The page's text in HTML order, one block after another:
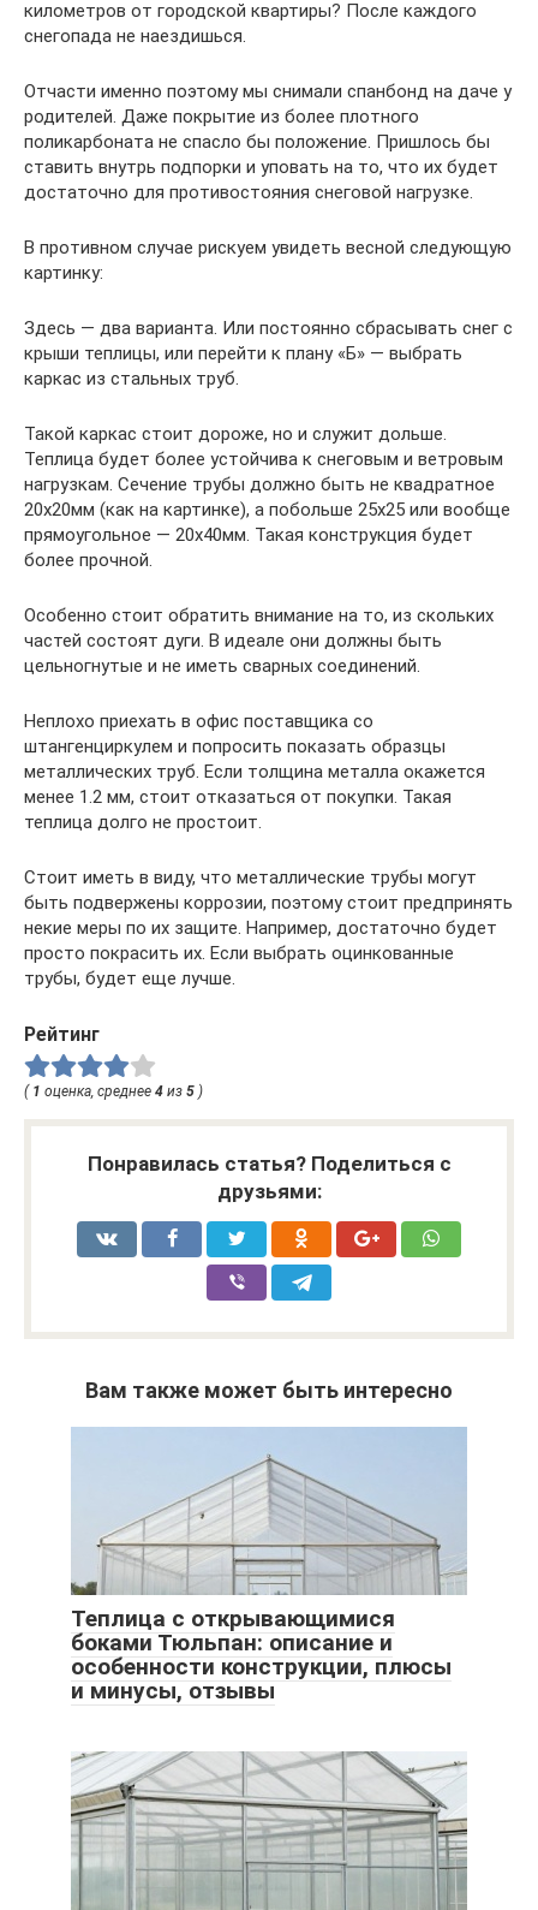
километров от городской квартиры? После каждого
снегопада не наездишься.
Отчасти именно поэтому мы снимали спанбонд на даче у
родителей. Даже покрытие из более плотного
поликарбоната не спасло бы положение. Пришлось бы
ставить внутрь подпорки и уповать на то, что их будет
достаточно для противостояния снеговой нагрузке.
В противном случае рискуем увидеть весной следующую
картинку:
Здесь — два варианта. Или постоянно сбрасывать снег с
крыши теплицы, или перейти к плану «Б» — выбрать
каркас из стальных труб.
Такой каркас стоит дороже, но и служит дольше.
Теплица будет более устойчива к снеговым и ветровым
нагрузкам. Сечение трубы должно быть не квадратное
20х20мм (как на картинке), а побольше 25х25 или вообще
прямоугольное — 20х40мм. Такая конструкция будет
более прочной.
Особенно стоит обратить внимание на то, из скольких
частей состоят дуги. В идеале они должны быть
цельногнутые и не иметь сварных соединений.
Неплохо приехать в офис поставщика со
штангенциркулем и попросить показать образцы
металлических труб. Если толщина металла окажется
менее 1.2 мм, стоит отказаться от покупки. Такая
теплица долго не простоит.
Стоит иметь в виду, что металлические трубы могут
быть подвержены коррозии, поэтому стоит предпринять
некие меры по их защите. Например, достаточно будет
просто покрасить их. Если выбрать оцинкованные
трубы, будет еще лучше.
Рейтинг
( 1 оценка, среднее 4 из 5 )
Понравилась статья? Поделиться с
друзьями:
Вам также может быть интересно
Теплица с открывающимися
боками Тюльпан: описание и
особенности конструкции, плюсы
и минусы, отзывы